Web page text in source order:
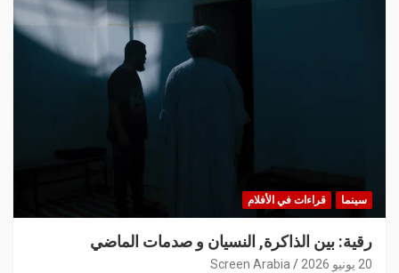
سينما قراءات في الأفلام
رقية: بين الذاكرة, النسيان و صدمات الماضي
20 يونيو 2026 Screen Arabia